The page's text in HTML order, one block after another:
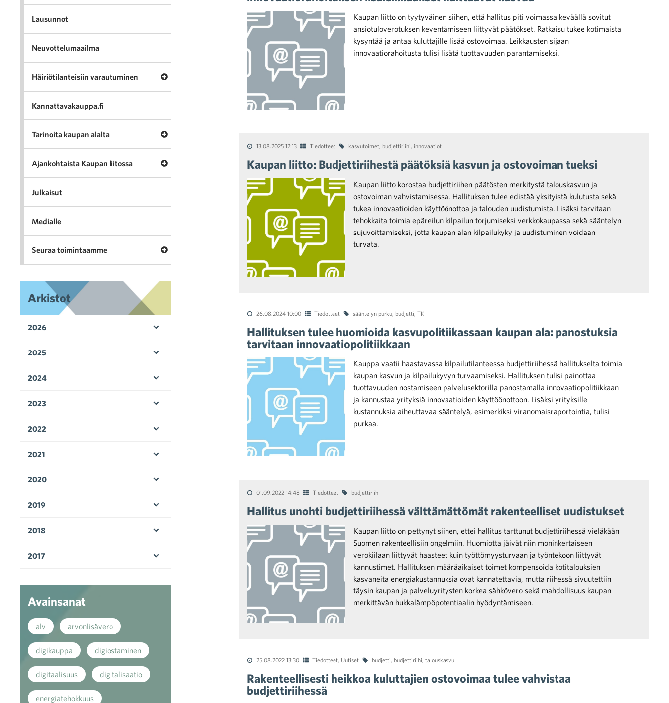
Kaupan liitto on tyytyväinen siihen, että hallitus piti voimassa keväällä sovitut
ansiotuloverotuksen keventämiseen liittyvät päätökset. Ratkaisu tukee kotimaista
kysyntää ja antaa kuluttajille lisää ostovoimaa. Leikkausten sijaan
innovaatiorahoitusta tulisi lisätä tuottavuuden parantamiseksi.
13.08.2025 12:13 Tiedotteet kasvutoimet, budjettiriihi, innovaatiot
Kaupan liitto: Budjettiriihestä päätöksiä kasvun ja ostovoiman tueksi
Kaupan liitto korostaa budjettiriihen päätösten merkitystä talouskasvun ja
ostovoiman vahvistamisessa. Hallituksen tulee edistää yksityistä kulutusta sekä
tukea innovaatioiden käyttöönottoa ja talouden uudistumista. Lisäksi tarvitaan
tehokkaita toimia epäreilun kilpailun torjumiseksi verkkokaupassa sekä sääntelyn
sujuvoittamiseksi, jotta kaupan alan kilpailukyky ja uudistuminen voidaan
turvata.
26.08.2024 10:00 Tiedotteet sääntelyn purku, budjetti, TKI
Hallituksen tulee huomioida kasvupolitiikassaan kaupan ala: panostuksia
tarvitaan innovaatiopolitiikkaan
Kauppa vaatii haastavassa kilpailutilanteessa budjettiriihessä hallitukselta toimia
kaupan kasvun ja kilpailukyvyn turvaamiseksi. Hallituksen tulisi painottaa
tuottavuuden nostamiseen palvelusektorilla panostamalla innovaatiopolitiikkaan
ja kannustaa yrityksiä innovaatioiden käyttöönottoon. Lisäksi yrityksille
kustannuksia aiheuttavaa sääntelyä, esimerkiksi viranomaisraportointia, tulisi
purkaa.
01.09.2022 14:48 Tiedotteet budjettiriihi
Hallitus unohti budjettiriihessä välttämättömät rakenteelliset uudistukset
Kaupan liitto on pettynyt siihen, ettei hallitus tarttunut budjettiriihessä vieläkään
Suomen rakenteellisiin ongelmiin. Huomiotta jäivät niin moninkertaiseen
verokiilaan liittyvät haasteet kuin työttömyysturvaan ja työntekoon liittyvät
kannustimet. Hallituksen määräaikaiset toimet kompensoida kotitalouksien
kasvaneita energiakustannuksia ovat kannatettavia, mutta riihessä sivuutettiin
täysin kaupan ja palveluyritysten korkea sähkövero sekä mahdollisuus kaupan
merkittävän hukkalämpöpotentiaalin hyödyntämiseen.
25.08.2022 13:30 Tiedotteet, Uutiset budjetti, budjettiriihi, talouskasvu
Rakenteellisesti heikkoa kuluttajien ostovoimaa tulee vahvistaa
budjettiriihessä
Lausunnot
Neuvottelumaailma
Häiriötilanteisiin varautuminen Avaa valikko Häiriötilanteisiin varautuminen
Kannattavakauppa.fi
Tarinoita kaupan alalta Avaa valikko Tarinoita kaupan alalta
Ajankohtaista Kaupan liitossa Avaa valikko Ajankohtaista Kaupan liitossa
Julkaisut
Medialle
Seuraa toimintaamme Avaa valikko Seuraa toimintaamme
Arkistot
2026
2025
2024
2023
2022
2021
2020
2019
2018
2017
Avainsanat
alv arvonlisävero
digikauppa digiostaminen
digitaalisuus digitalisaatio
energiatehokkuus